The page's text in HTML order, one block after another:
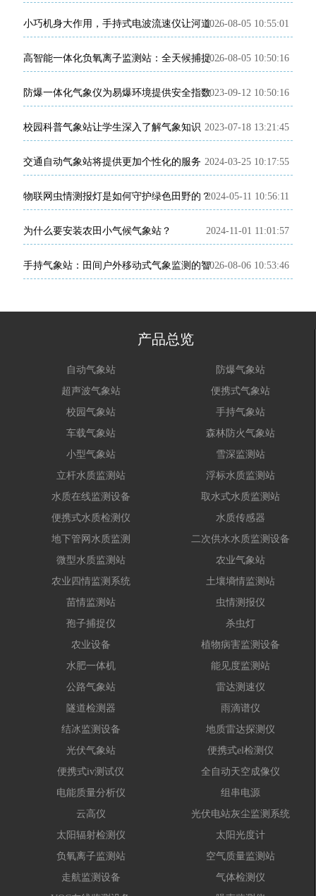
小巧机身大作用，手持式电波流速仪让河道流速监测精准可控
2026-08-05 10:55:01
高智能一体化负氧离子监测站：全天候捕捉负氧离子动态
2026-08-05 10:50:16
防爆一体化气象仪为易爆环境提供安全指数2023-09-12 10:50:16
校园科普气象站让学生深入了解气象知识 2023-07-18 13:21:45
交通自动气象站将提供更加个性化的服务 2024-03-25 10:17:55
物联网虫情测报灯是如何守护绿色田野的？2024-05-11 10:56:11
为什么要安装农田小气候气象站？ 2024-11-01 11:01:57
手持气象站：田间户外移动式气象监测的智能便携装备
2026-08-06 10:53:46
产品总览
自动气象站
防爆气象站
超声波气象站
便携式气象站
校园气象站
手持气象站
车载气象站
森林防火气象站
小型气象站
雪深监测站
立杆水质监测站
浮标水质监测站
水质在线监测设备
取水式水质监测站
便携式水质检测仪
水质传感器
地下管网水质监测
二次供水水质监测设备
微型水质监测站
农业气象站
农业四情监测系统
土壤墒情监测站
苗情监测站
虫情测报仪
孢子捕捉仪
杀虫灯
农业设备
植物病害监测设备
水肥一体机
能见度监测站
公路气象站
雷达测速仪
隧道检测器
雨滴谱仪
结冰监测设备
地质雷达探测仪
光伏气象站
便携式el检测仪
便携式iv测试仪
全自动天空成像仪
电能质量分析仪
组串电源
云高仪
光伏电站灰尘监测系统
太阳辐射检测仪
太阳光度计
负氧离子监测站
空气质量监测站
走航监测设备
气体检测仪